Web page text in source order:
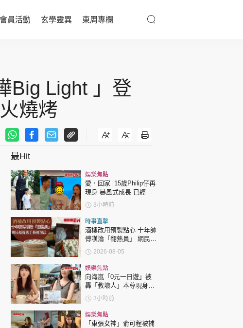
會員活動 玄學靈異 東周專欄
親子天地
與寵同行
娛樂名人
文化藝術
時政財經
健康生活
飲食旅遊
Big Light 」登
燒烤
最Hit
娛樂焦點
愛．回家│15歲Philip仔再
現身 暴風式成長 已經高
過「三太」樊亦敏！
3小時前
時事直擊
酒樓改用預製點心 十年師
傅嘆淪「翻熱員」 網民憂
傳統手藝被淘汰
2026-08-05
娛樂焦點
向海嵐「0元一日遊」被
轟「教壞人」本尊現身回
應網民
3小時前
娛樂焦點
「東張女神」俞可程被捕